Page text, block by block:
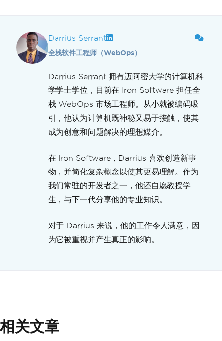
Darrius Serrant
全栈软件工程师（WebOps）
Darrius Serrant 拥有迈阿密大学的计算机科
学学士学位，目前在 Iron Software 担任全
栈 WebOps 市场工程师。从小就被编码吸
引，他认为计算机既神秘又易于接触，使其
成为创意和问题解决的理想媒介。
在 Iron Software，Darrius 喜欢创造新事
物，并简化复杂概念以使其更易理解。作为
我们常驻的开发者之一，他还自愿教授学
生，与下一代分享他的专业知识。
对于 Darrius 来说，他的工作令人满意，因
为它被重视并产生真正的影响。
相关文章